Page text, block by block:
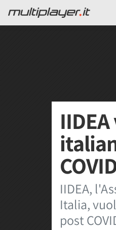
IIDEA,
Italia,
post